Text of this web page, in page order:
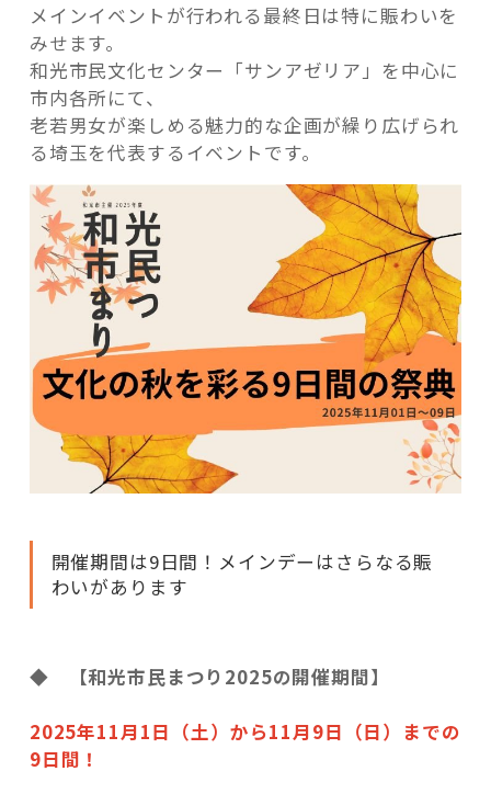
メインイベントが行われる最終日は特に賑わいを
みせます。
和光市民文化センター「サンアゼリア」を中心に
市内各所にて、
老若男女が楽しめる魅力的な企画が繰り広げられ
る埼玉を代表するイベントです。
開催期間は9日間！メインデーはさらなる賑
わいがあります
◆ 【和光市民まつり2025の開催期間】
2025年11月1日（土）から11月9日（日）までの
9日間！